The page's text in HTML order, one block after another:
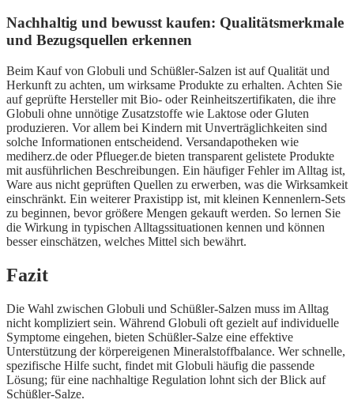
Nachhaltig und bewusst kaufen: Qualitätsmerkmale
und Bezugsquellen erkennen
Beim Kauf von Globuli und Schüßler-Salzen ist auf Qualität und
Herkunft zu achten, um wirksame Produkte zu erhalten. Achten Sie
auf geprüfte Hersteller mit Bio- oder Reinheitszertifikaten, die ihre
Globuli ohne unnötige Zusatzstoffe wie Laktose oder Gluten
produzieren. Vor allem bei Kindern mit Unverträglichkeiten sind
solche Informationen entscheidend. Versandapotheken wie
mediherz.de oder Pflueger.de bieten transparent gelistete Produkte
mit ausführlichen Beschreibungen. Ein häufiger Fehler im Alltag ist,
Ware aus nicht geprüften Quellen zu erwerben, was die Wirksamkeit
einschränkt. Ein weiterer Praxistipp ist, mit kleinen Kennenlern-Sets
zu beginnen, bevor größere Mengen gekauft werden. So lernen Sie
die Wirkung in typischen Alltagssituationen kennen und können
besser einschätzen, welches Mittel sich bewährt.
Fazit
Die Wahl zwischen Globuli und Schüßler-Salzen muss im Alltag
nicht kompliziert sein. Während Globuli oft gezielt auf individuelle
Symptome eingehen, bieten Schüßler-Salze eine effektive
Unterstützung der körpereigenen Mineralstoffbalance. Wer schnelle,
spezifische Hilfe sucht, findet mit Globuli häufig die passende
Lösung; für eine nachhaltige Regulation lohnt sich der Blick auf
Schüßler-Salze.